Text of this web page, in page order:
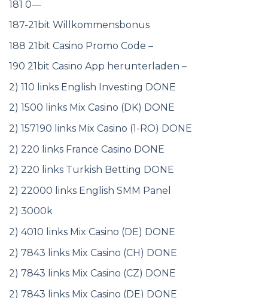
181 0—
187-21bit Willkommensbonus
188 21bit Casino Promo Code –
190 21bit Casino App herunterladen –
2) 110 links English Investing DONE
2) 1500 links Mix Casino (DK) DONE
2) 157190 links Mix Casino (1-RO) DONE
2) 220 links France Casino DONE
2) 220 links Turkish Betting DONE
2) 22000 links English SMM Panel
2) 3000k
2) 4010 links Mix Casino (DE) DONE
2) 7843 links Mix Casino (CH) DONE
2) 7843 links Mix Casino (CZ) DONE
2) 7843 links Mix Casino (DE) DONE